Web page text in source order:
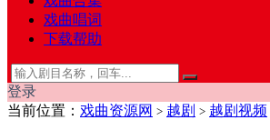
戏曲唱词
下载帮助
登录
当前位置： 戏曲资源网 > 越剧 > 越剧视频